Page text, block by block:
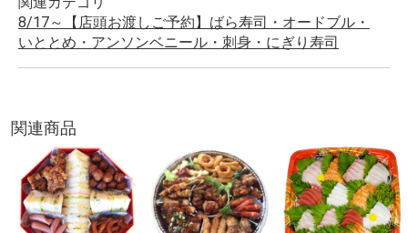
8/17～【店頭お渡しご予約】ばら寿司・オードブル・
いととめ・アンソンベニール・刺身・にぎり寿司
関連商品